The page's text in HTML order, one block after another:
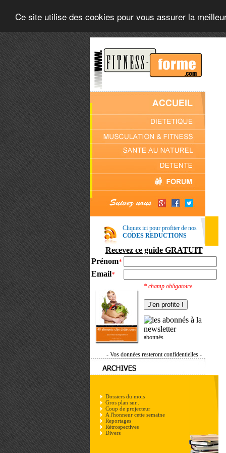
Ce site utilise des cookies pour vous assurer la
Cliquez ici pour profiter de nos
CODES REDUCTIONS
Recevez ce guide GRATUIT
Prénom*
Email*
* champ obligatoire.
abonnés
- Vos données resteront confidentielles -
Dossiers du mois
Gros plan sur..
Coup de projecteur
A l'honneur cette semaine
Reportages
Rétrospectives
Divers